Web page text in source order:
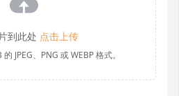
到此处 点击上传
JPEG、PNG 或 WEBP 格式。